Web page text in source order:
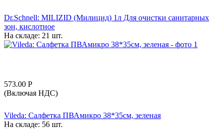
Dr.Schnell: MILIZID (Милицид) 1л Для очистки санитарных
зон, кислотное
На складе: 21 шт.
573.00 Р
(Включая НДС)
Vileda: Салфетка ПВАмикро 38*35см, зеленая
На складе: 56 шт.